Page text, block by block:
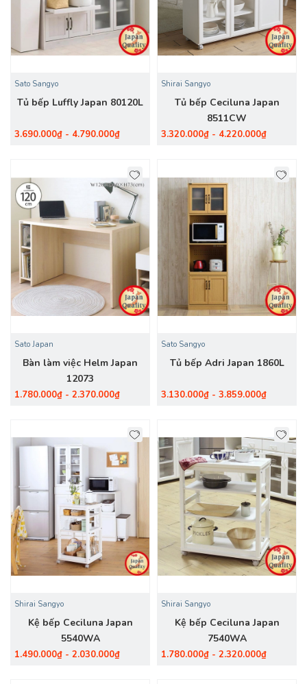
Sato Sangyo
Tủ bếp Luffly Japan 80120L
3.690.000₫ - 4.790.000₫
Shirai Sangyo
Tủ bếp Ceciluna Japan
8511CW
3.320.000₫ - 4.220.000₫
Sato Japan
Bàn làm việc Helm Japan
12073
1.780.000₫ - 2.370.000₫
Sato Sangyo
Tủ bếp Adri Japan 1860L
3.130.000₫ - 3.859.000₫
Shirai Sangyo
Kệ bếp Ceciluna Japan
5540WA
1.490.000₫ - 2.030.000₫
Shirai Sangyo
Kệ bếp Ceciluna Japan
7540WA
1.780.000₫ - 2.320.000₫